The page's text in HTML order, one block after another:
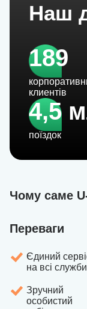
Наш
189
клиентів
4,5
поїздок
Чому саме
Переваги
Єдиний
на всі служби
Зручний
особистий